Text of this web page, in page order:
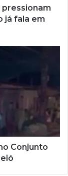
já fala em
Conjunto